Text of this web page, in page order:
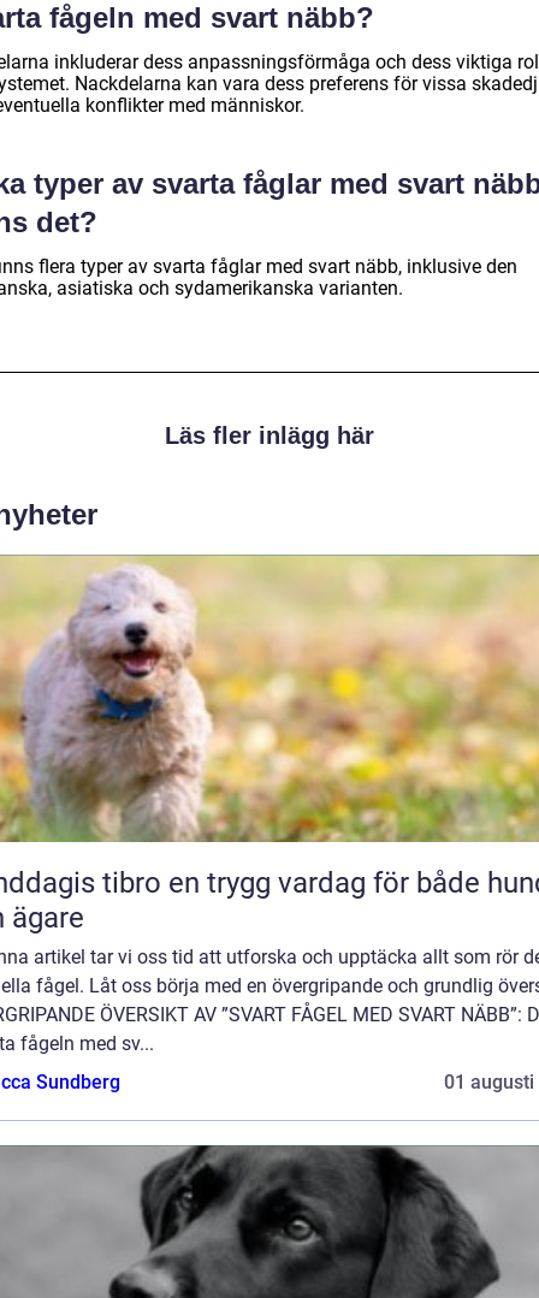
fågeln med svart näbb?
inkluderar dess anpassningsförmåga och dess viktiga
Nackdelarna kan vara dess preferens för vissa
konflikter med människor.
typer av svarta fåglar med svart
det?
flera typer av svarta fåglar med svart näbb, inklusive den
asiatiska och sydamerikanska varianten.
Läs fler inlägg här
en trygg vardag för både hund
ägare
artikel tar vi oss tid att utforska och upptäcka allt som rör
fågel. Låt oss börja med en övergripande och grundlig
ÖVERSIKT AV ”SVART FÅGEL MED SVART NÄBB”:
fågeln med sv...
Sundberg
01 augusti